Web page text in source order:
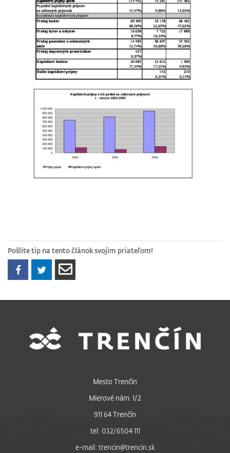
Pošlite tip na tento článok svojim priateľom!
Mesto Trenčín
Mierové nám. 1/2
911 64 Trenčín
tel: 032/6504 111
e-mail: trencin@trencin.sk